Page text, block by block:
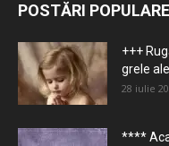
POSTĂRI POPULARE
+++
grele
28 iulie
****